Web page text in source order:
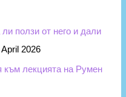
ползи от него и дали
2026
към лекцията на Румен